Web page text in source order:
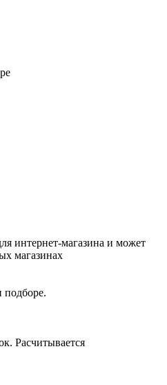
интернет-магазина и может
магазинах
Расчитывается